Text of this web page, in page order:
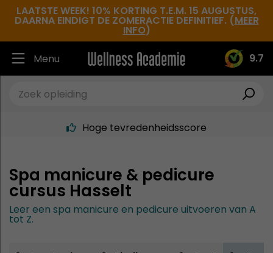
LAATSTE WEEK! 10% KORTING T.E.M. 15 AUGUSTUS,
DAARNA EINDIGT DE ZOMERACTIE DEFINITIEF. (MEER
INFO)
9.7
Menu
Ruim 30.000 tevreden studenten
Beste docenten in de branche
Altijd een leslocatie in de buurt
Hoge tevredenheidsscore
Spa manicure & pedicure
cursus Hasselt
Leer een spa manicure en pedicure uitvoeren van A
tot Z.